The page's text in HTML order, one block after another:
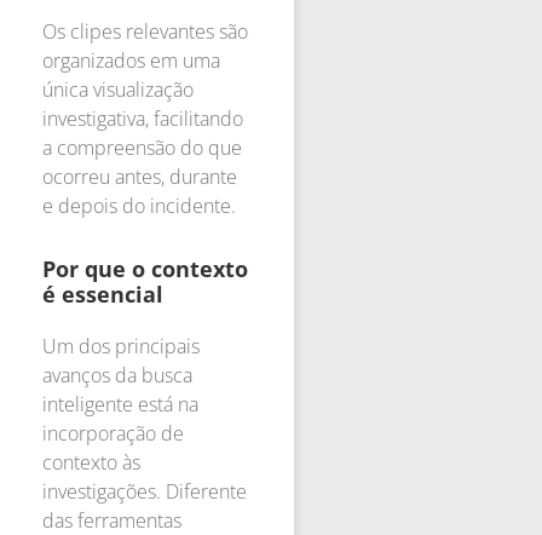
Os clipes relevantes são
organizados em uma
única visualização
investigativa, facilitando
a compreensão do que
ocorreu antes, durante
e depois do incidente.
Por que o contexto
é essencial
Um dos principais
avanços da busca
inteligente está na
incorporação de
contexto às
investigações. Diferente
das ferramentas